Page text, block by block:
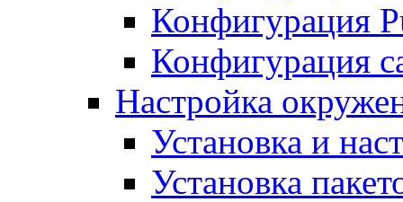
Конфигурация
Конфигурация
Настройка
Установка и
Установка